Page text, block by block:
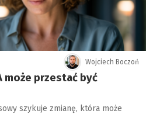
Wojciech Boczoń
może przestać być
szykuje zmianę, która może